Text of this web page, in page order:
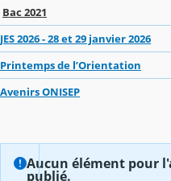
Bac 2021
JES 2026 - 28 et 29 janvier 2026
Printemps de l’Orientation
Avenirs ONISEP
Aucun élément pour
publié.